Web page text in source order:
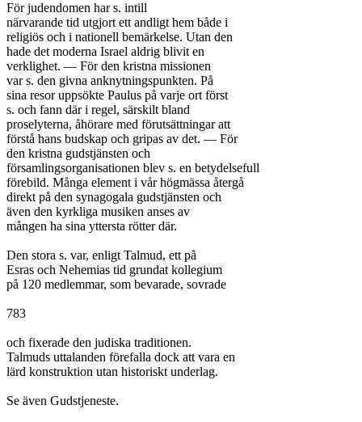
För judendomen har s. intill
närvarande tid utgjort ett andligt hem både i
religiös och i nationell bemärkelse. Utan den
hade det moderna Israel aldrig blivit en
verklighet. — För den kristna missionen
var s. den givna anknytningspunkten. På
sina resor uppsökte Paulus på varje ort först
s. och fann där i regel, särskilt bland
proselyterna, åhörare med förutsättningar att
förstå hans budskap och gripas av det. — För
den kristna gudstjänsten och
församlingsorganisationen blev s. en betydelsefull
förebild. Många element i vår högmässa återgå
direkt på den synagogala gudstjänsten och
även den kyrkliga musiken anses av
mången ha sina yttersta rötter där.
Den stora s. var, enligt Talmud, ett på
Esras och Nehemias tid grundat kollegium
på 120 medlemmar, som bevarade, sovrade
783
och fixerade den judiska traditionen.
Talmuds uttalanden förefalla dock att vara en
lärd konstruktion utan historiskt underlag.
Se även Gudstjeneste.